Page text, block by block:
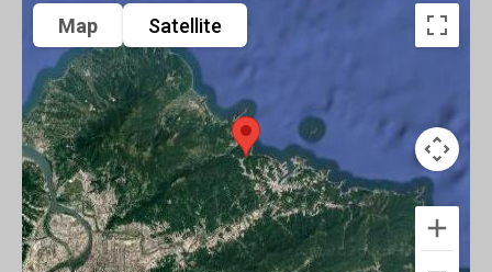
Map Satellite